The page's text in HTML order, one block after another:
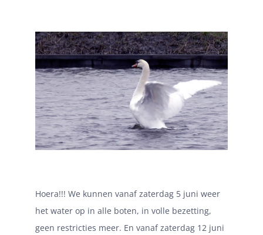
Hoera!!! We kunnen vanaf zaterdag 5 juni weer
het water op in alle boten, in volle bezetting,
geen restricties meer. En vanaf zaterdag 12 juni